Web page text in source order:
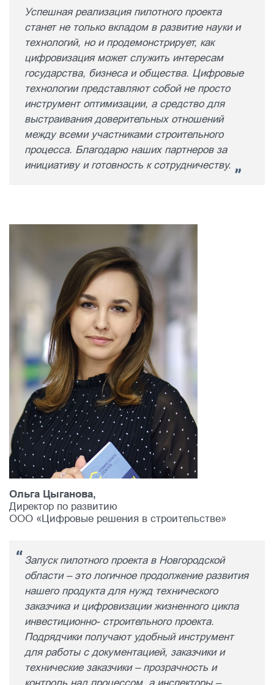
Успешная реализация пилотного проекта
станет не только вкладом в развитие науки и
технологий, но и продемонстрирует, как
цифровизация может служить интересам
государства, бизнеса и общества. Цифровые
технологии представляют собой не просто
инструмент оптимизации, а средство для
выстраивания доверительных отношений
между всеми участниками строительного
процесса. Благодарю наших партнеров за
инициативу и готовность к сотрудничеству.
Ольга Цыганова,
Директор по развитию
ООО «Цифровые решения в строительстве»
Запуск пилотного проекта в Новгородской
области – это логичное продолжение развития
нашего продукта для нужд технического
заказчика и цифровизации жизненного цикла
инвестиционно- строительного проекта.
Подрядчики получают удобный инструмент
для работы с документацией, заказчики и
технические заказчики – прозрачность и